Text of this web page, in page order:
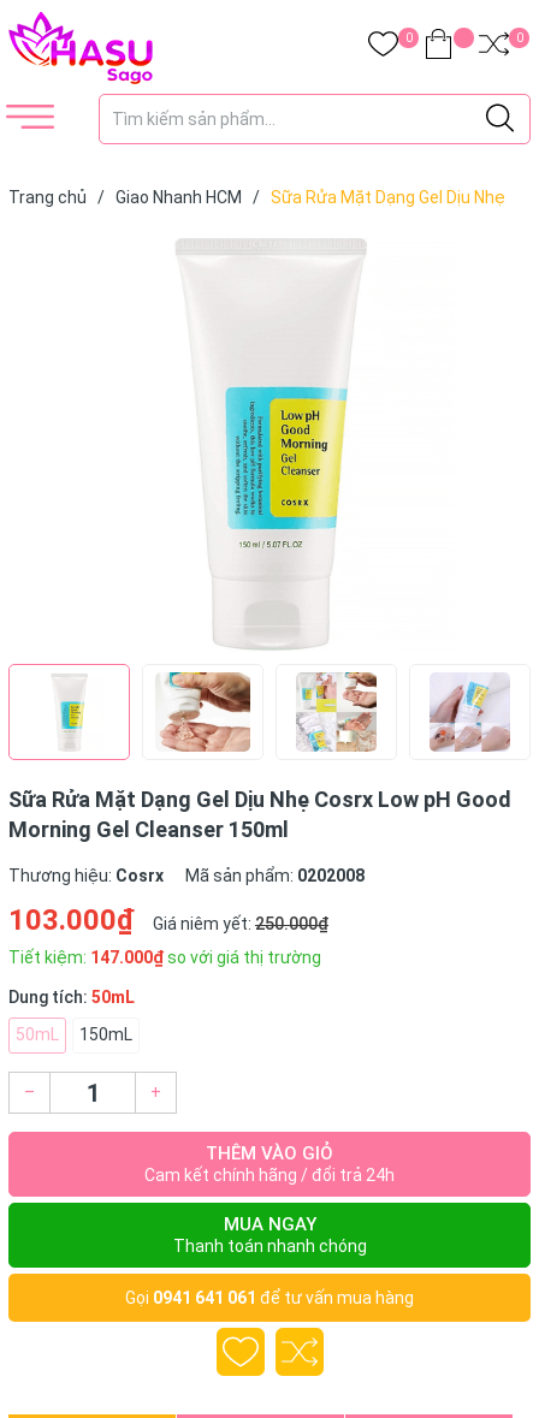
0 0
Trang chủ / Giao Nhanh HCM / Sữa Rửa Mặt Dạng Gel Dịu Nhẹ
Sữa Rửa Mặt Dạng Gel Dịu Nhẹ Cosrx Low pH Good
Morning Gel Cleanser 150ml
Thương hiệu: Cosrx Mã sản phẩm: 0202008
103.000₫ Giá niêm yết: 250.000₫
Tiết kiệm: 147.000₫so với giá thị trường
Dung tích: 50mL
50mL
150mL
– +
THÊM VÀO GIỎ
Cam kết chính hãng / đổi trả 24h
MUA NGAY
Thanh toán nhanh chóng
Gọi 0941 641 061 để tư vấn mua hàng